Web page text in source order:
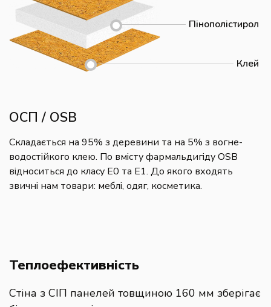
Пінополістирол
Клей
ОСП / OSB
Складається на 95% з деревини та на 5% з вогне-
водостійкого клею. По вмісту фармальдигіду OSB
відноситься до класу E0 та E1. До якого входять
звичні нам товари: меблі, одяг, косметика.
Теплоефективність
Стіна з СІП панелей товщиною 160 мм зберігає